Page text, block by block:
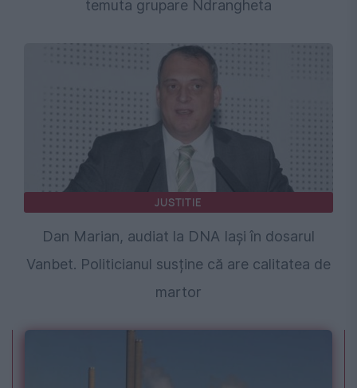
temuta grupare Ndrangheta
JUSTITIE
Dan Marian, audiat la DNA Iași în dosarul
Vanbet. Politicianul susține că are calitatea de
martor